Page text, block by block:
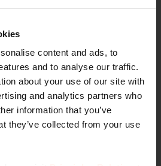
content and ads, to
and to analyse our traffic.
about your use of our site with
and analytics partners who
information that you’ve
they’ve collected from your use
e padiglioni, paraven
fumatori